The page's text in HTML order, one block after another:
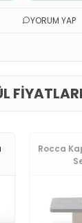
YORUM YAP
FIYATLARI
Rocca